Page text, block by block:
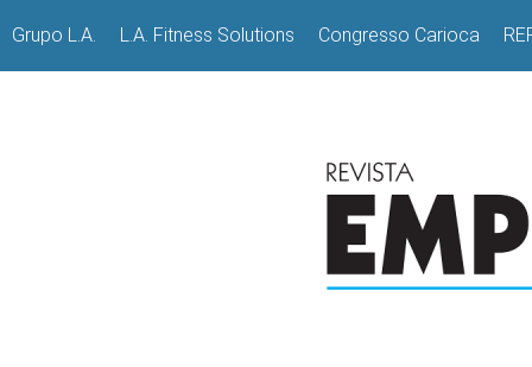
Grupo L.A. L.A. Fitness Solutions Congresso Carioca